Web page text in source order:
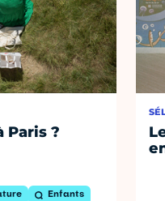
Paris ?
Enfants